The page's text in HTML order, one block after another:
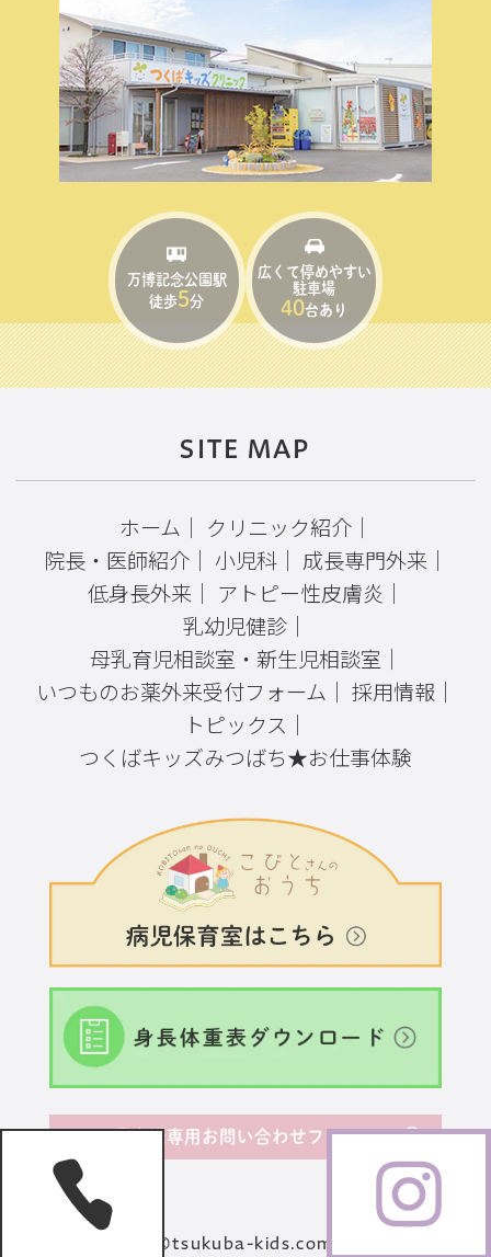
万博記念公園駅
徒歩5分
広くて停めやすい
駐車場
40台あり
SITE MAP
ホーム ｜ クリニック紹介｜
院長・医師紹介｜ 小児科｜ 成長専門外来 ｜
低身長外来 ｜ アトピー性皮膚炎 ｜
乳幼児健診 ｜
母乳育児相談室・新生児相談室 ｜
いつものお薬外来受付フォーム ｜ 採用情報 ｜
トピックス ｜
つくばキッズみつばち★お仕事体験
業者様専用お問い合わせフォーム
©tsukuba-kids.com